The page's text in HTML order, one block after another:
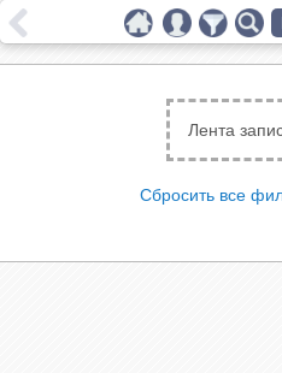
Лента
Сбросить все